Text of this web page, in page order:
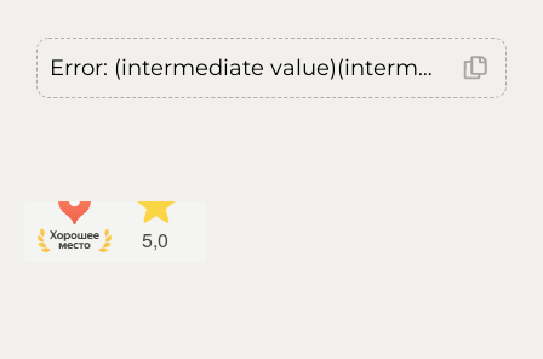
Error: (intermediate value)(intermediate value)(intermediate value).replaceAll is not a function